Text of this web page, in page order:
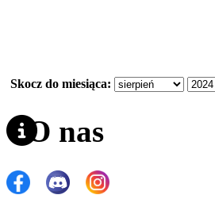
Skocz do miesiąca:
O nas